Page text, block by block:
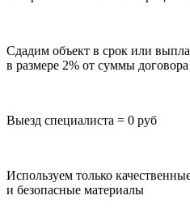
Сдадим объект в срок или
в размере 2% от суммы договора
Выезд специалиста = 0 руб
Используем только
и безопасные материалы